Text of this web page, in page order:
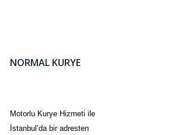
NORMAL KURYE
Motorlu Kurye Hizmeti ile
İstanbul’da bir adresten